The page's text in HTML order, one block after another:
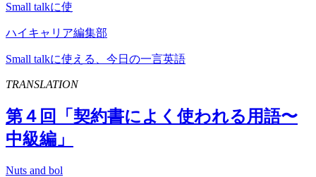
Small talkに使
ハイキャリア編集部
Small talkに使える、今日の一言英語
TRANSLATION
第４回「契約書によく使われる用語〜
中級編」
Nuts and bol